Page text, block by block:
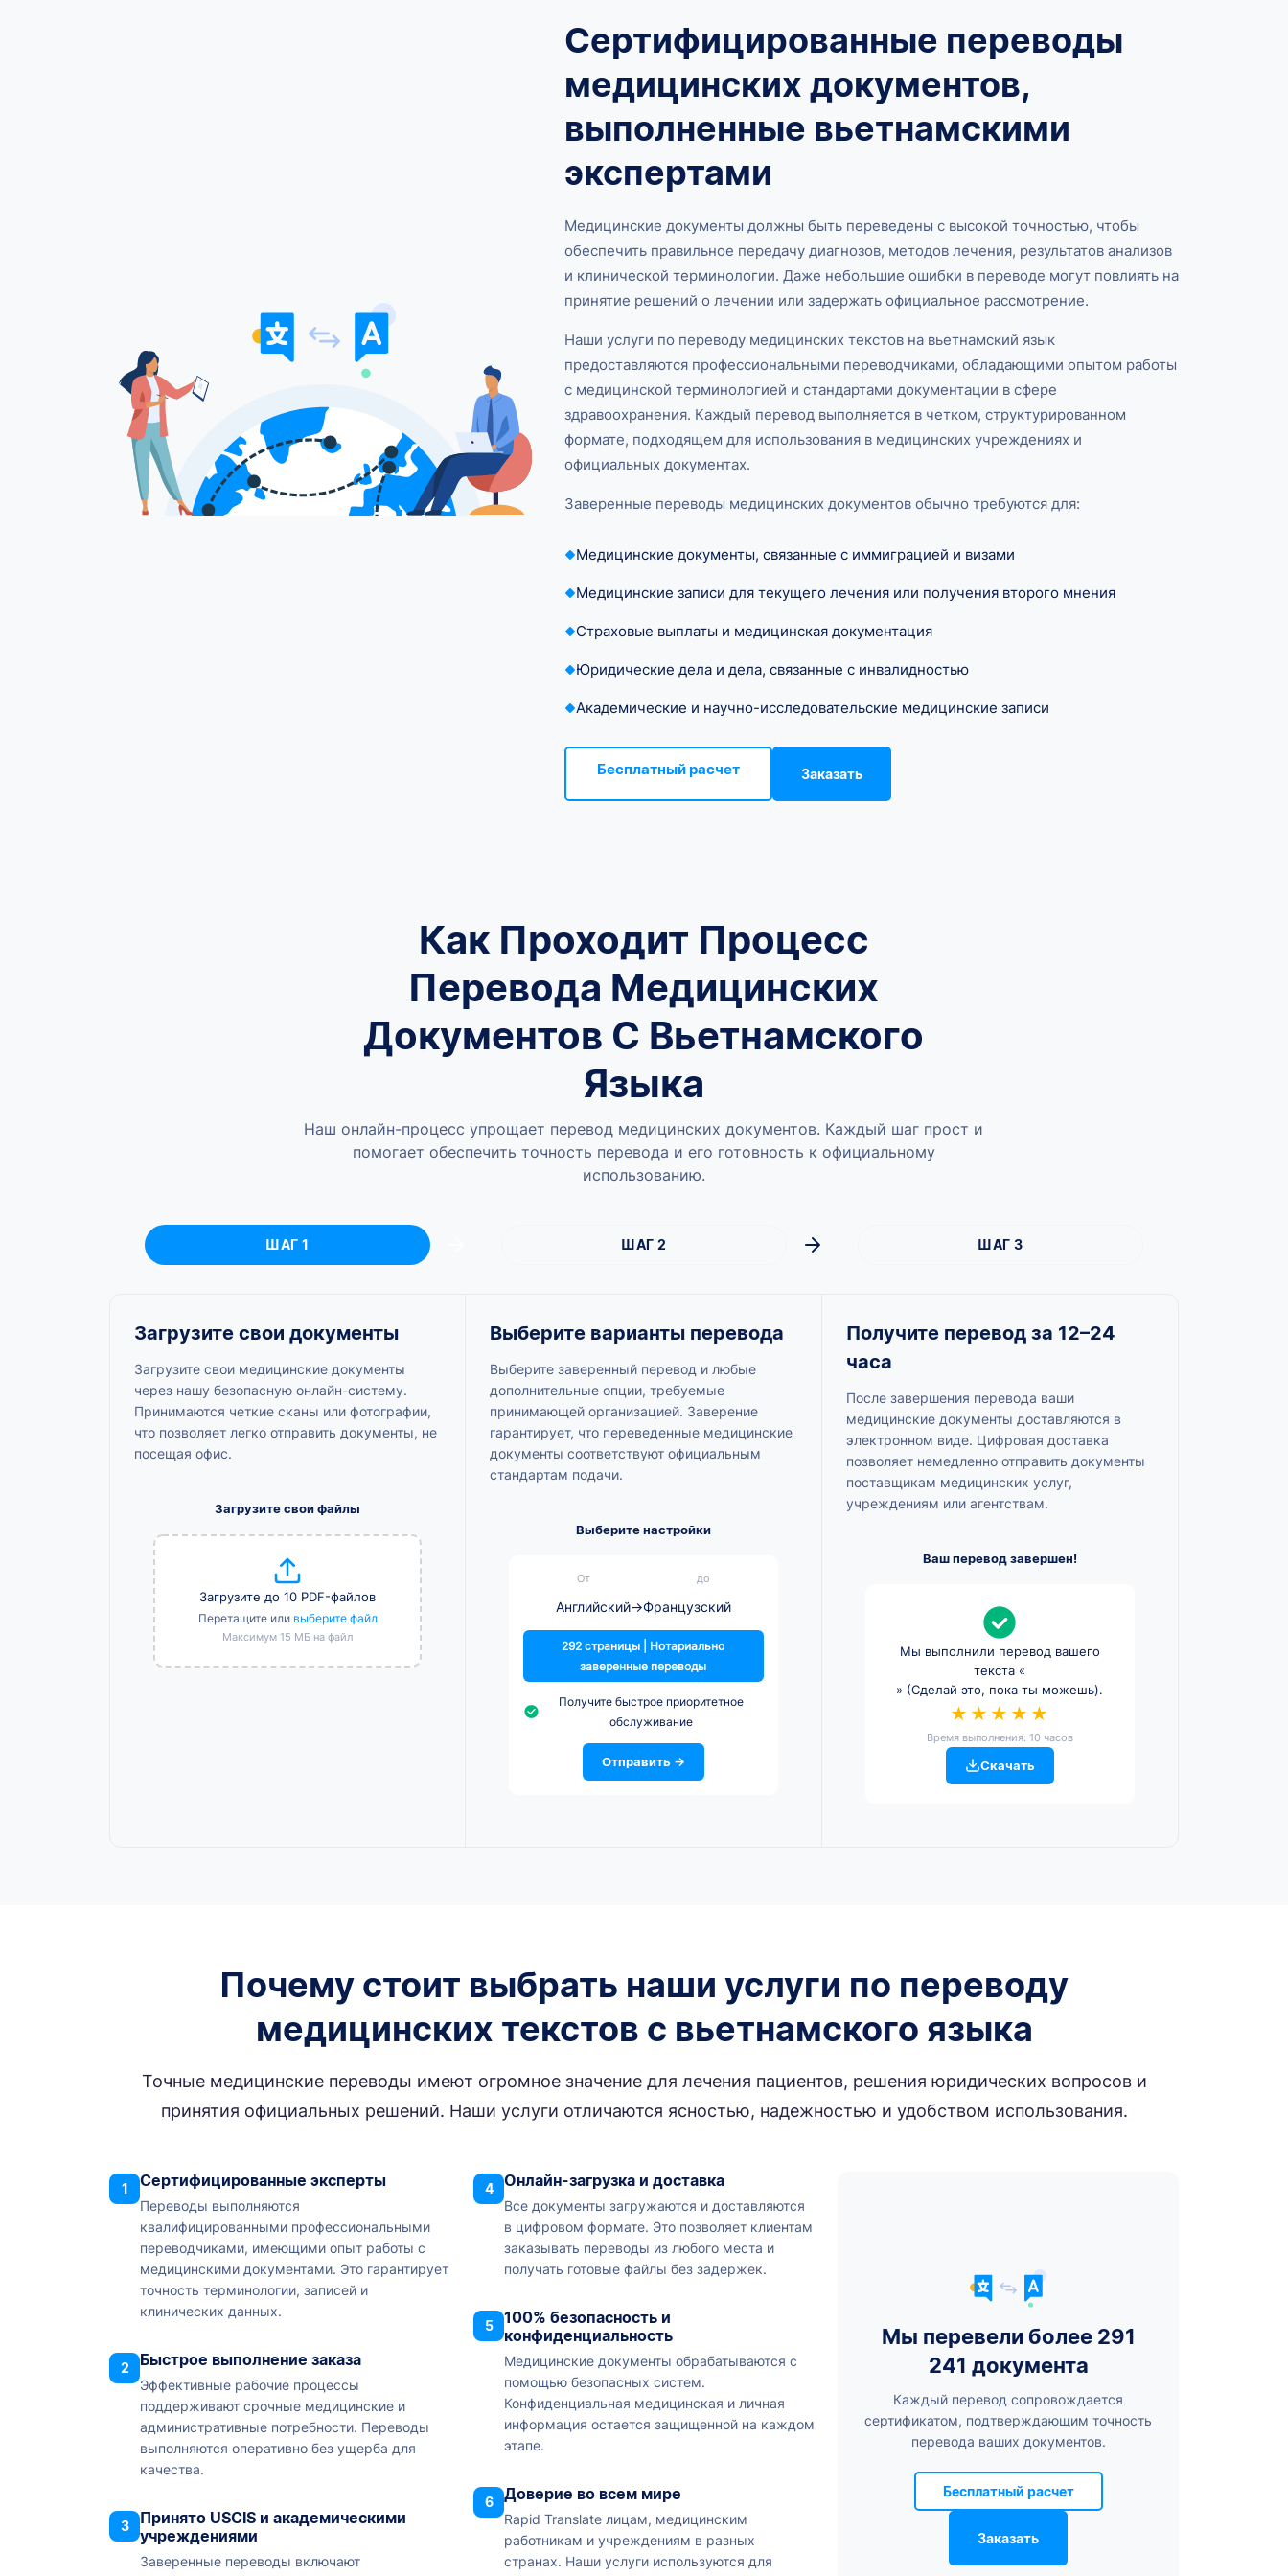
Сертифицированные переводы
медицинских документов,
выполненные вьетнамскими
экспертами
Медицинские документы должны быть переведены с высокой точностью, чтобы
обеспечить правильное передачу диагнозов, методов лечения, результатов анализов
и клинической терминологии. Даже небольшие ошибки в переводе могут повлиять на
принятие решений о лечении или задержать официальное рассмотрение.
Наши услуги по переводу медицинских текстов на вьетнамский язык
предоставляются профессиональными переводчиками, обладающими опытом работы
с медицинской терминологией и стандартами документации в сфере
здравоохранения. Каждый перевод выполняется в четком, структурированном
формате, подходящем для использования в медицинских учреждениях и
официальных документах.
Заверенные переводы медицинских документов обычно требуются для:
Медицинские документы, связанные с иммиграцией и визами
Медицинские записи для текущего лечения или получения второго мнения
Страховые выплаты и медицинская документация
Юридические дела и дела, связанные с инвалидностью
Академические и научно-исследовательские медицинские записи
Бесплатный расчет Заказать
Как Проходит Процесс
Перевода Медицинских
Документов С Вьетнамского
Языка
Наш онлайн-процесс упрощает перевод медицинских документов. Каждый шаг прост и
помогает обеспечить точность перевода и его готовность к официальному
использованию.
ШАГ 1 ШАГ 2 ШАГ 3
Загрузите свои документы
Загрузите свои медицинские документы
через нашу безопасную онлайн-систему.
Принимаются четкие сканы или фотографии,
что позволяет легко отправить документы, не
посещая офис.
Загрузите свои файлы
Загрузите до 10 PDF-файлов
Перетащите или выберите файл
Максимум 15 МБ на файл
Выберите варианты перевода
Выберите заверенный перевод и любые
дополнительные опции, требуемые
принимающей организацией. Заверение
гарантирует, что переведенные медицинские
документы соответствуют официальным
стандартам подачи.
Выберите настройки
От до
Английский→Французский
292 страницы | Нотариально
заверенные переводы
Получите быстрое приоритетное
обслуживание
Отправить →
Получите перевод за 12–24
часа
После завершения перевода ваши
медицинские документы доставляются в
электронном виде. Цифровая доставка
позволяет немедленно отправить документы
поставщикам медицинских услуг,
учреждениям или агентствам.
Ваш перевод завершен!
Мы выполнили перевод вашего
текста «
» (Сделай это, пока ты можешь).
★★★★★
Время выполнения: 10 часов
Скачать
Почему стоит выбрать наши услуги по переводу
медицинских текстов с вьетнамского языка
Точные медицинские переводы имеют огромное значение для лечения пациентов, решения юридических вопросов и
принятия официальных решений. Наши услуги отличаются ясностью, надежностью и удобством использования.
1 Сертифицированные эксперты
Переводы выполняются
квалифицированными профессиональными
переводчиками, имеющими опыт работы с
медицинскими документами. Это гарантирует
точность терминологии, записей и
клинических данных.
2 Быстрое выполнение заказа
Эффективные рабочие процессы
поддерживают срочные медицинские и
административные потребности. Переводы
выполняются оперативно без ущерба для
качества.
3
Принято USCIS и академическими
учреждениями
Заверенные переводы включают
4 Онлайн-загрузка и доставка
Все документы загружаются и доставляются
в цифровом формате. Это позволяет клиентам
заказывать переводы из любого места и
получать готовые файлы без задержек.
5
100% безопасность и
конфиденциальность
Медицинские документы обрабатываются с
помощью безопасных систем.
Конфиденциальная медицинская и личная
информация остается защищенной на каждом
этапе.
6 Доверие во всем мире
Rapid Translate лицам, медицинским
работникам и учреждениям в разных
странах. Наши услуги используются для
Мы перевели более 291
241 документа
Каждый перевод сопровождается
сертификатом, подтверждающим точность
перевода ваших документов.
Бесплатный расчет
Заказать